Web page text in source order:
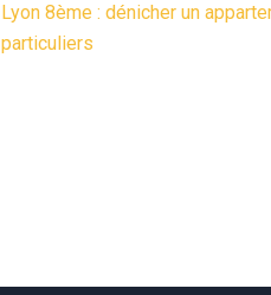
Lyon 8ème : dénicher un
particuliers